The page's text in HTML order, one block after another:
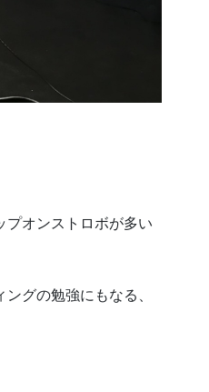
オンストロボが多い
グの勉強にもなる、